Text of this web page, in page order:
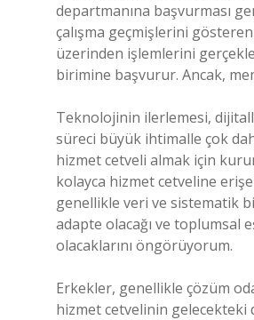
departmanına başvurması
çalışma geçmişlerini
üzerinden işlemlerini
birimine başvurur. Ancak,
Teknolojinin ilerlemesi,
süreci büyük ihtimalle çok
hizmet cetveli almak için
kolayca hizmet cetveline
genellikle veri ve sistematik
adapte olacağı ve toplumsal
olacaklarını öngörüyorum.
Erkekler, genellikle çözüm
hizmet cetvelinin